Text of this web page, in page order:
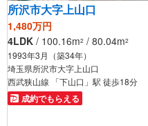
所沢市大字上山口
1,480万円
4LDK / 100.16m2 / 80.04m2
1993年3月（築34年）
埼玉県所沢市大字上山口
西武狭山線 「下山口」駅 徒歩18分
成約でもらえる